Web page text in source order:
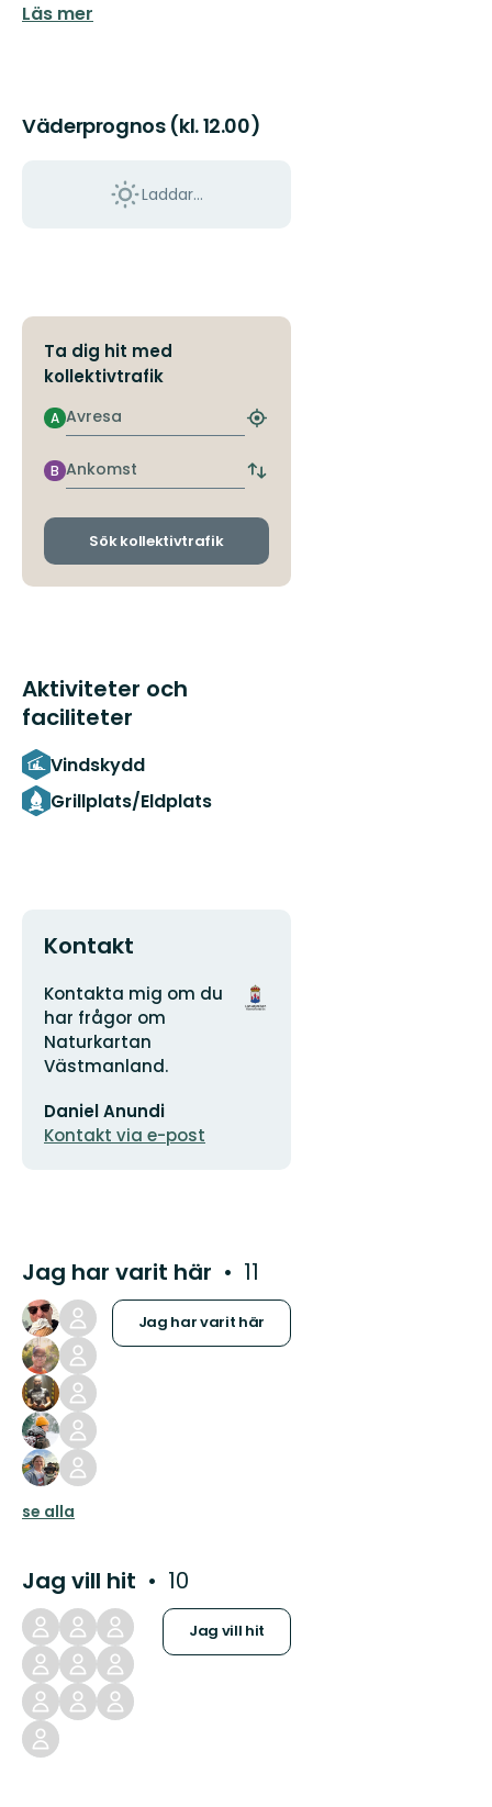
Läs mer
Väderprognos (kl. 12.00)
Laddar...
Ta dig hit med
kollektivtrafik
Avresa
A
Hitta
hållplats
Ankomst
B
Byt
och
Sök kollektivtrafik
Aktiviteter och
faciliteter
Vindskydd
Grillplats/Eldplats
Kontakt
Adress
Kontakta mig om du
har frågor om
Naturkartan
Västmanland.
postadress
Daniel Anundi
Kontakt via e-post
Organisationens
logotyp
Jag har varit här 11
Jag har varit här
se alla
Jag vill hit 10
Jag vill hit